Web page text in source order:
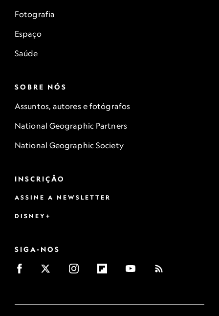
Fotografia
Espaço
Saúde
SOBRE NÓS
Assuntos, autores e fotógrafos
National Geographic Partners
National Geographic Society
INSCRIÇÃO
ASSINE A NEWSLETTER
DISNEY+
SIGA-NOS